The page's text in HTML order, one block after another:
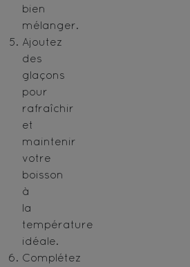
bien
mélanger.
Ajoutez
des
glaçons
pour
rafraîchir
et
maintenir
votre
boisson
à
la
température
idéale.
Complétez